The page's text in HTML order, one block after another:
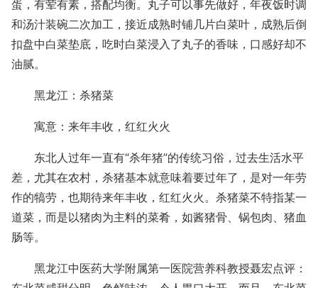
蛋，有荤有素，搭配均衡。丸子可以事先做好，年夜饭时调
和汤汁装碗二次加工，接近成熟时铺几片白菜叶，成熟后倒
扣盘中白菜垫底，吃时白菜浸入了丸子的香味，口感好却不
油腻。
黑龙江：杀猪菜
寓意：来年丰收，红红火火
东北人过年一直有“杀年猪”的传统习俗，过去生活水平
差，尤其在农村，杀猪基本就意味着要过年了，是对一年劳
作的犒劳，也期待来年丰收，红红火火。杀猪菜不特指某一
道菜，而是以猪肉为主料的菜肴，如酱猪骨、锅包肉、猪血
肠等。
黑龙江中医药大学附属第一医院营养科教授聂宏点评：